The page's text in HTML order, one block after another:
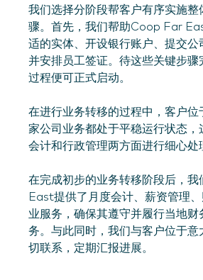
我们选择分阶段帮客户有序实施整
骤。首先，我们帮助Coop Far
适的实体、开设银行账户、提交公
并安排员工签证。待这些关键步骤
过程便可正式启动。
在进行业务转移的过程中，客户位
家公司业务都处于平稳运行状态，
会计和行政管理两方面进行细心处
在完成初步的业务转移阶段后，
East提供了月度会计、薪资管理
业服务，确保其遵守并履行当地财
务。与此同时，我们与客户位于意
切联系，定期汇报进展。